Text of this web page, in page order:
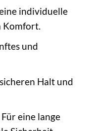
individuelle
Komfort.
und
Halt und
Für eine lange